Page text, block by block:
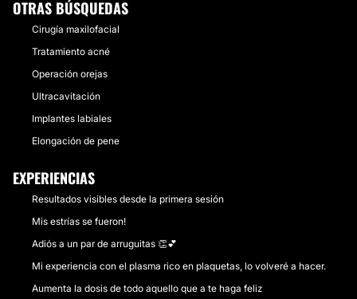
OTRAS BÚSQUEDAS
Cirugía maxilofacial
Tratamiento acné
Operación orejas
Ultracavitación
Implantes labiales
Elongación de pene
EXPERIENCIAS
Resultados visibles desde la primera sesión
Mis estrías se fueron!
Adiós a un par de arruguitas 👏💕
Mi experiencia con el plasma rico en plaquetas, lo volveré a hacer.
Aumenta la dosis de todo aquello que a te haga feliz